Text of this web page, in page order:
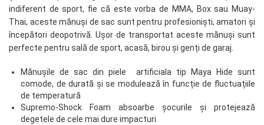
Palmare/Palete Box/Arte Martiale
Perne Antrenament Arte Martiale
Perne Antebrat/Pao
Echipament Antrenori
Imbracaminte sport
Sorturi Kickboxing / MMA
indiferent de sport, fie că este vorba de MMA, Box sau Muay-
Thai, aceste mănuși de sac sunt pentru profesioniști, amatori și
începători deopotrivă. Ușor de transportat aceste mănuși sunt
perfecte pentru sală de sport, acasă, birou și genți de garaj.
Mănușile de sac din piele artificiala tip Maya Hide sunt
comode, de durată și se modulează în funcție de fluctuațiile
de temperatură
Supremo-Shock Foam absoarbe șocurile și protejează
degetele de cele mai dure impacturi